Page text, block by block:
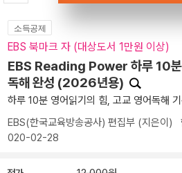
소득공제
EBS 북마크 자 (대상도서 1만원 이상)
EBS Reading Power 하루 10분
독해 완성 (2026년용)
하루 10분 영어읽기의 힘, 고교 영어독해
EBS(한국교육방송공사) 편집부 (지은이)
020-02-28